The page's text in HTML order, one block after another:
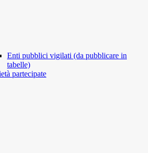
Enti pubblici vigilati (da pubblicare in
tabelle)
partecipate